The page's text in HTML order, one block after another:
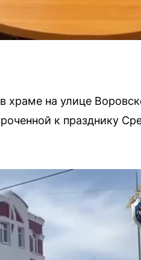
храме на улице
к празднику